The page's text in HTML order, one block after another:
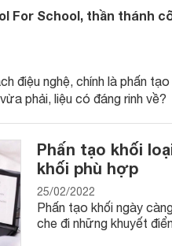
có thể tận dụng ngón tay
và ra hốc mắt hoặc tán
cách trang điểm mà
nhũ có màu tươi sáng, nhẹ
nhũ màu nổi bật hơn như
For School, thần thánh
điệu nghệ, chính là phấn
phải, liệu có đáng rinh về?
Phấn tạo khối
khối phù hợp
25/02/2022
Phấn tạo khối ngày
che đi những khuyết